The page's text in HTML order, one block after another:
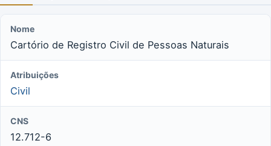
Nome
Cartório de Registro Civil de Pessoas Naturais
Atribuições
Civil
CNS
12.712-6